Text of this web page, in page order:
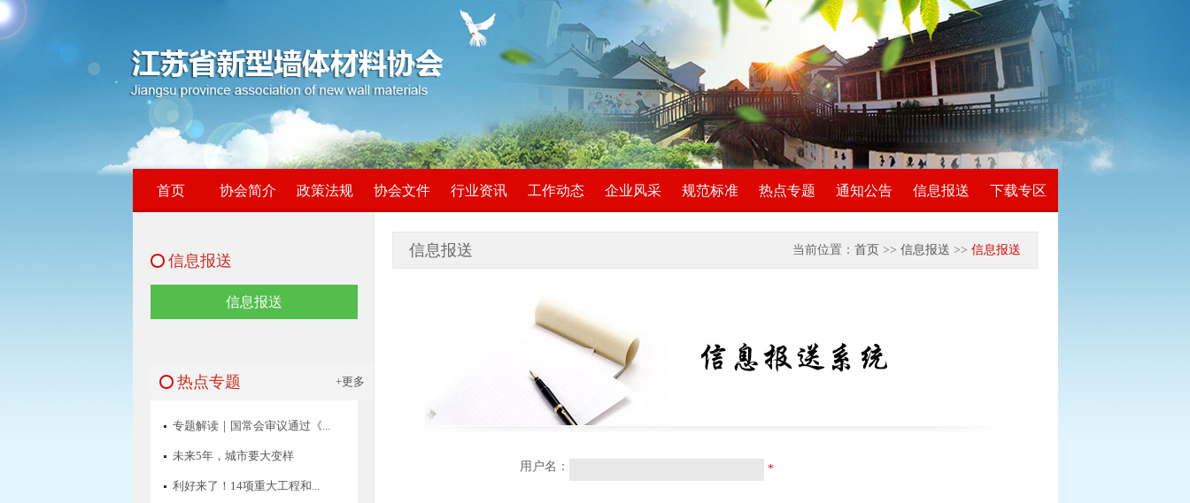
首页 协会简介 政策法规 协会文件 行业资讯 工作动态 企业风采 规范标准 热点专题 通知公告 信息报送 下载专区
信息报送
信息报送
热点专题 +更多
专题解读｜国常会审议通过《...
未来5年，城市要大变样
利好来了！14项重大工程和...
信息报送 当前位置： 首页 >> 信息报送 >> 信息报送
用户名： *